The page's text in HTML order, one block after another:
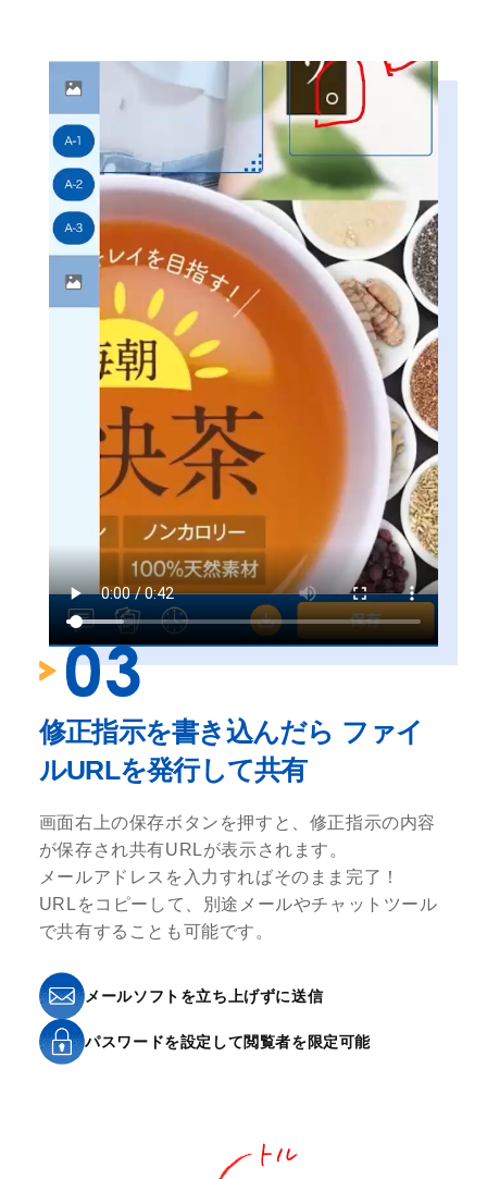
修正指示を書き込んだら ファイ
ルURLを発行して共有
画面右上の保存ボタンを押すと、修正指示の内容
が保存され共有URLが表示されます。
メールアドレスを入力すればそのまま完了！
URLをコピーして、別途メールやチャットツール
で共有することも可能です。
メールソフトを立ち上げずに送信
パスワードを設定して閲覧者を限定可能